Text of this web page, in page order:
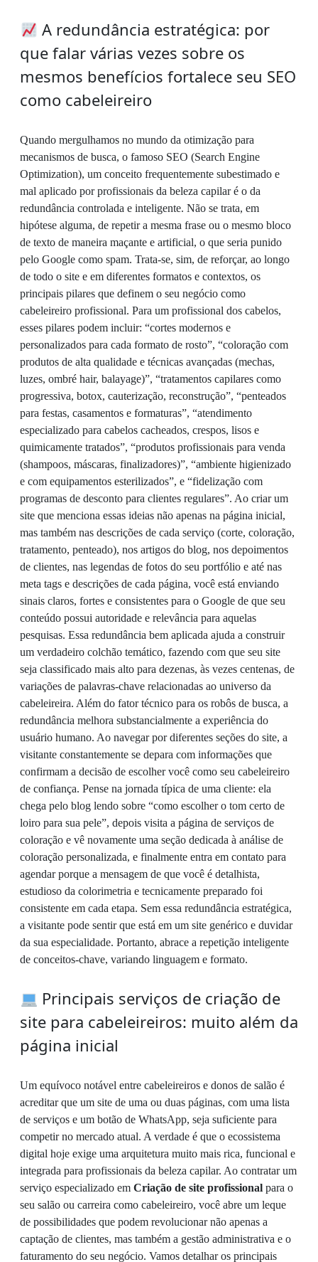
A redundância estratégica: por
que falar várias vezes sobre os
mesmos benefícios fortalece seu SEO
como cabeleireiro
Quando mergulhamos no mundo da otimização para
mecanismos de busca, o famoso SEO (Search Engine
Optimization), um conceito frequentemente subestimado e
mal aplicado por profissionais da beleza capilar é o da
redundância controlada e inteligente. Não se trata, em
hipótese alguma, de repetir a mesma frase ou o mesmo bloco
de texto de maneira maçante e artificial, o que seria punido
pelo Google como spam. Trata-se, sim, de reforçar, ao longo
de todo o site e em diferentes formatos e contextos, os
principais pilares que definem o seu negócio como
cabeleireiro profissional. Para um profissional dos cabelos,
esses pilares podem incluir: “cortes modernos e
personalizados para cada formato de rosto”, “coloração com
produtos de alta qualidade e técnicas avançadas (mechas,
luzes, ombré hair, balayage)”, “tratamentos capilares como
progressiva, botox, cauterização, reconstrução”, “penteados
para festas, casamentos e formaturas”, “atendimento
especializado para cabelos cacheados, crespos, lisos e
quimicamente tratados”, “produtos profissionais para venda
(shampoos, máscaras, finalizadores)”, “ambiente higienizado
e com equipamentos esterilizados”, e “fidelização com
programas de desconto para clientes regulares”. Ao criar um
site que menciona essas ideias não apenas na página inicial,
mas também nas descrições de cada serviço (corte, coloração,
tratamento, penteado), nos artigos do blog, nos depoimentos
de clientes, nas legendas de fotos do seu portfólio e até nas
meta tags e descrições de cada página, você está enviando
sinais claros, fortes e consistentes para o Google de que seu
conteúdo possui autoridade e relevância para aquelas
pesquisas. Essa redundância bem aplicada ajuda a construir
um verdadeiro colchão temático, fazendo com que seu site
seja classificado mais alto para dezenas, às vezes centenas, de
variações de palavras-chave relacionadas ao universo da
cabeleireira. Além do fator técnico para os robôs de busca, a
redundância melhora substancialmente a experiência do
usuário humano. Ao navegar por diferentes seções do site, a
visitante constantemente se depara com informações que
confirmam a decisão de escolher você como seu cabeleireiro
de confiança. Pense na jornada típica de uma cliente: ela
chega pelo blog lendo sobre “como escolher o tom certo de
loiro para sua pele”, depois visita a página de serviços de
coloração e vê novamente uma seção dedicada à análise de
coloração personalizada, e finalmente entra em contato para
agendar porque a mensagem de que você é detalhista,
estudioso da colorimetria e tecnicamente preparado foi
consistente em cada etapa. Sem essa redundância estratégica,
a visitante pode sentir que está em um site genérico e duvidar
da sua especialidade. Portanto, abrace a repetição inteligente
de conceitos-chave, variando linguagem e formato.
Principais serviços de criação de
site para cabeleireiros: muito além da
página inicial
Um equívoco notável entre cabeleireiros e donos de salão é
acreditar que um site de uma ou duas páginas, com uma lista
de serviços e um botão de WhatsApp, seja suficiente para
competir no mercado atual. A verdade é que o ecossistema
digital hoje exige uma arquitetura muito mais rica, funcional e
integrada para profissionais da beleza capilar. Ao contratar um
serviço especializado em Criação de site profissional para o
seu salão ou carreira como cabeleireiro, você abre um leque
de possibilidades que podem revolucionar não apenas a
captação de clientes, mas também a gestão administrativa e o
faturamento do seu negócio. Vamos detalhar os principais